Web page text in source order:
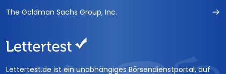
The Goldman Sachs Group, Inc.
Lettertest.de ist ein unabhängiges Börsendienstportal, auf